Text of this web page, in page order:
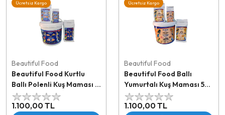
Ücretsiz Kargo
Beautiful Food
Beautiful Food Kurtlu
Ballı Polenli Kuş Maması 5
KG | Yüksek Proteinli Ek
Yem
1.100,00 TL
Ücretsiz Kargo
Beautiful Food
Beautiful Food Ballı
Yumurtalı Kuş Maması 5
KG | Vitaminli Ek Yem -
Mama
1.100,00 TL